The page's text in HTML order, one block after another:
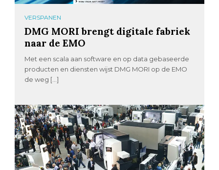
VERSPANEN
DMG MORI brengt digitale fabriek
naar de EMO
Met een scala aan software en op data gebaseerde
producten en diensten wijst DMG MORI op de EMO
de weg […]